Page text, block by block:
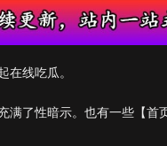
在线吃瓜。
满了性暗示。也有一些【首